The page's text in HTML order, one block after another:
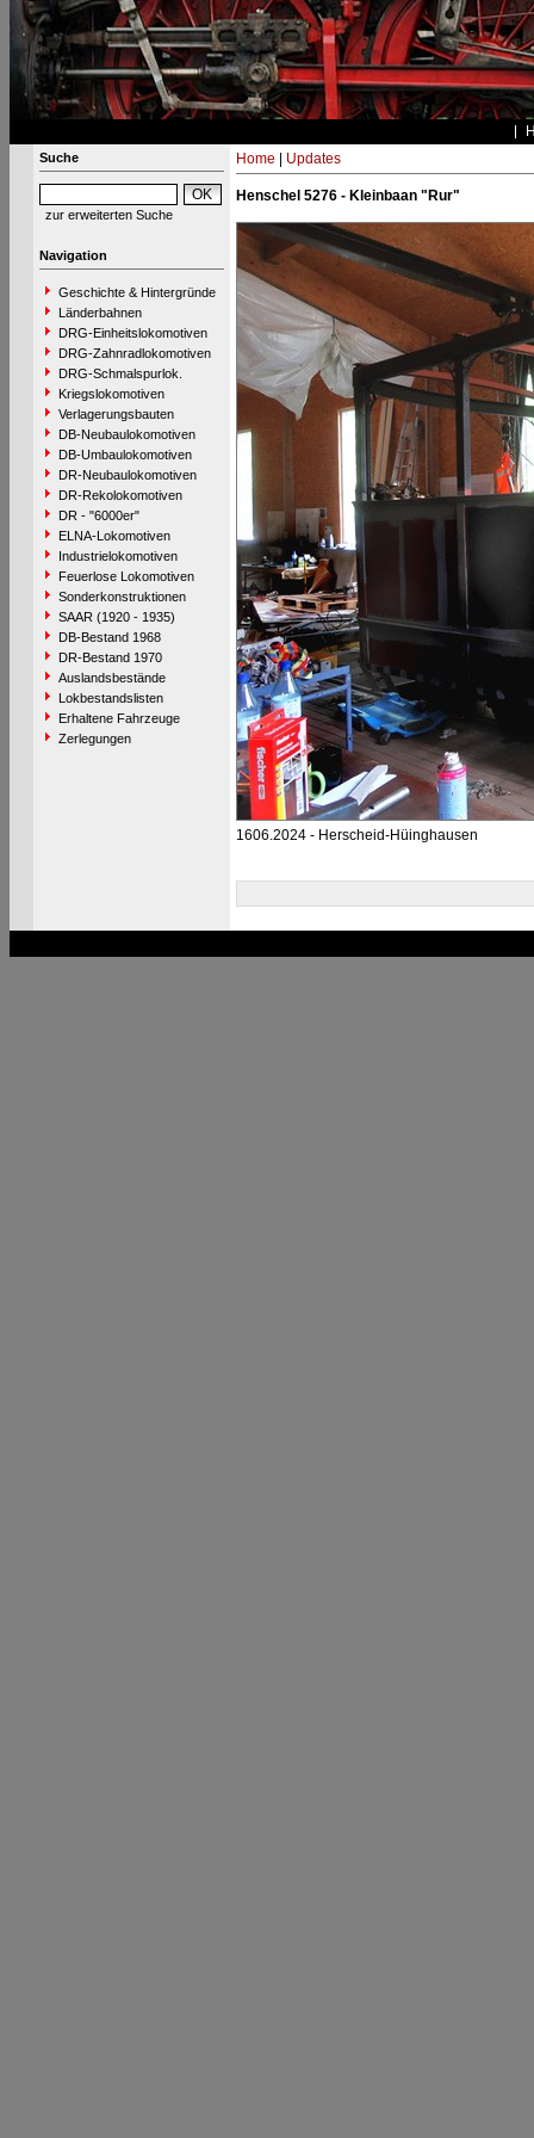
Suche
zur erweiterten Suche
Navigation
Geschichte & Hintergründe
Länderbahnen
DRG-Einheitslokomotiven
DRG-Zahnradlokomotiven
DRG-Schmalspurlok.
Kriegslokomotiven
Verlagerungsbauten
DB-Neubaulokomotiven
DB-Umbaulokomotiven
DR-Neubaulokomotiven
DR-Rekolokomotiven
DR - "6000er"
ELNA-Lokomotiven
Industrielokomotiven
Feuerlose Lokomotiven
Sonderkonstruktionen
SAAR (1920 - 1935)
DB-Bestand 1968
DR-Bestand 1970
Auslandsbestände
Lokbestandslisten
Erhaltene Fahrzeuge
Zerlegungen
Home Updates
Henschel 5276 - Kleinbaan "Rur"
1606.2024 - Herscheid-Hüinghausen